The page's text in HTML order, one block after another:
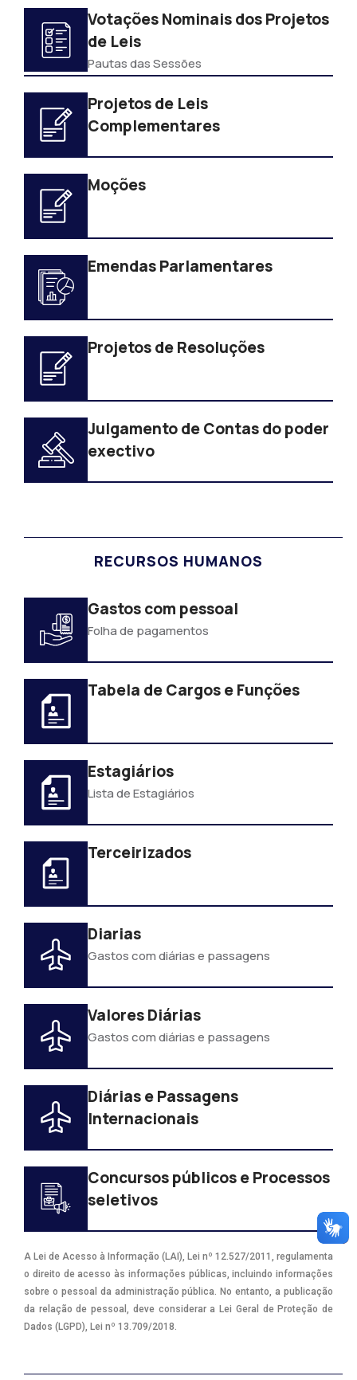
Votações Nominais dos Projetos
de Leis
Pautas das Sessões
Projetos de Leis
Complementares
Moções
Emendas Parlamentares
Projetos de Resoluções
Julgamento de Contas do poder
exectivo
RECURSOS HUMANOS
Gastos com pessoal
Folha de pagamentos
Tabela de Cargos e Funções
Estagiários
Lista de Estagiários
Terceirizados
Diarias
Gastos com diárias e passagens
Valores Diárias
Gastos com diárias e passagens
Diárias e Passagens
Internacionais
Concursos públicos e Processos
seletivos
A Lei de Acesso à Informação (LAI), Lei nº 12.527/2011, regulamenta
o direito de acesso às informações públicas, incluindo informações
sobre o pessoal da administração pública. No entanto, a publicação
da relação de pessoal, deve considerar a Lei Geral de Proteção de
Dados (LGPD), Lei nº 13.709/2018.